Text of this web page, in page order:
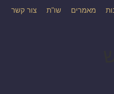
מאמרים שו"ת צור קשר